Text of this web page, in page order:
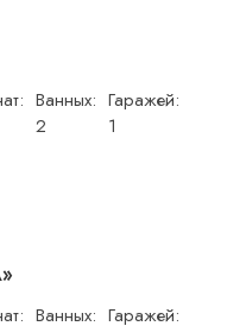
Ванных:
2
Гаражей:
1
Ванных: Гаражей: